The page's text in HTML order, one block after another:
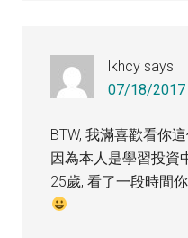
lkhcy says
07/18/2017
BTW, 我滿喜歡看你
因為本人是學習投資
25歲, 看了一段時間